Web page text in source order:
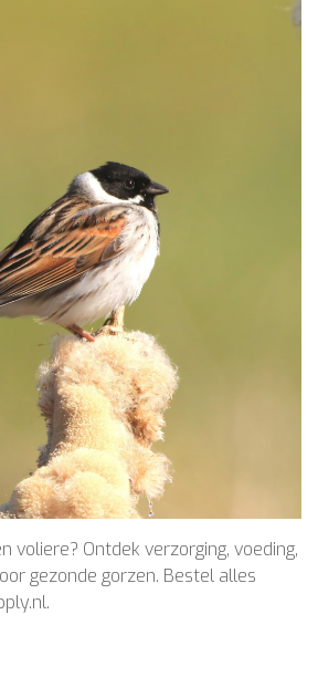
voliere? Ontdek verzorging, voeding,
gezonde gorzen. Bestel alles